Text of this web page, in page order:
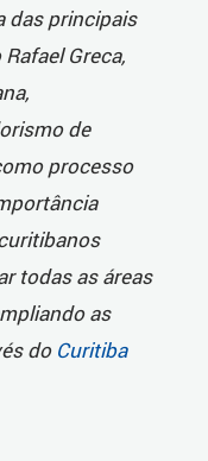
das principais
Greca,
de
processo
todas as áreas
as
do Curitiba